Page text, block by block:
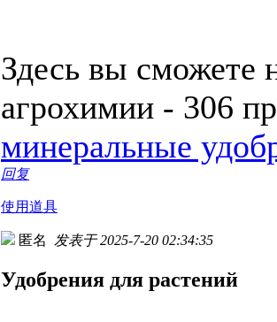
Здесь вы сможете
агрохимии - 306
минеральные
回复
使用道具
匿名 发表于 2025-7-20 02:34:35
Удобрения для растений